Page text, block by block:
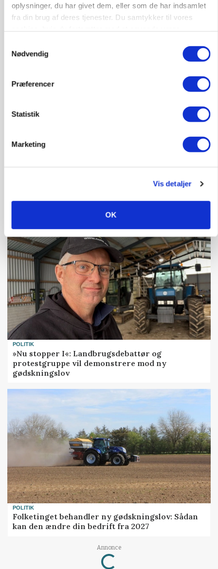
oplysninger, du har givet dem, eller som de har indsamlet
fra din brug af deres tjenester. Du samtykker til vores
Nødvendig
Præferencer
Statistik
Marketing
Vis detaljer
OK
MARKED
Russisk mælkepris dykker 23 procent
Fra mark til mur: Byggeriet kan åbne nyt
POLITIK
»Nu stopper I«: Landbrugsdebattør og
protestgruppe vil demonstrere mod ny
gødskningslov
POLITIK
Folketinget behandler ny gødskningslov: Sådan
kan den ændre din bedrift fra 2027
Annonce
Loading...